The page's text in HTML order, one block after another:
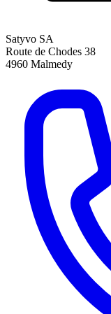
Satyvo SA
Route de Chodes 38
4960 Malmedy